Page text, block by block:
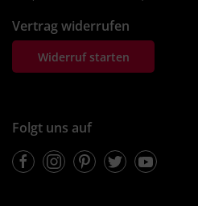
Vertrag widerrufen
Widerruf starten
Folgt uns auf
FacebookInstagramPinterestTwitterYoutube